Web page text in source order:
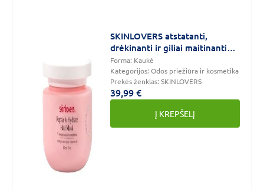
SKINLOVERS atstatanti,
drėkinanti ir giliai maitinanti
plaukų kaukė, 250 ml
Forma: Kaukė
Kategorijos:Odos priežiūra ir kosmetika
Prekės ženklas:SKINLOVERS
39,99 €
Į KREPŠELĮ